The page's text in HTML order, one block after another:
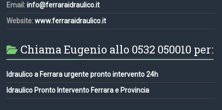
Email:info@ferraraidraulico.it
Website:www.ferraraidraulico.it
Chiama Eugenio allo 0532 050010 per:
Idraulico a Ferrara urgente pronto intervento 24h
Idraulico Pronto Intervento Ferrara e Provincia